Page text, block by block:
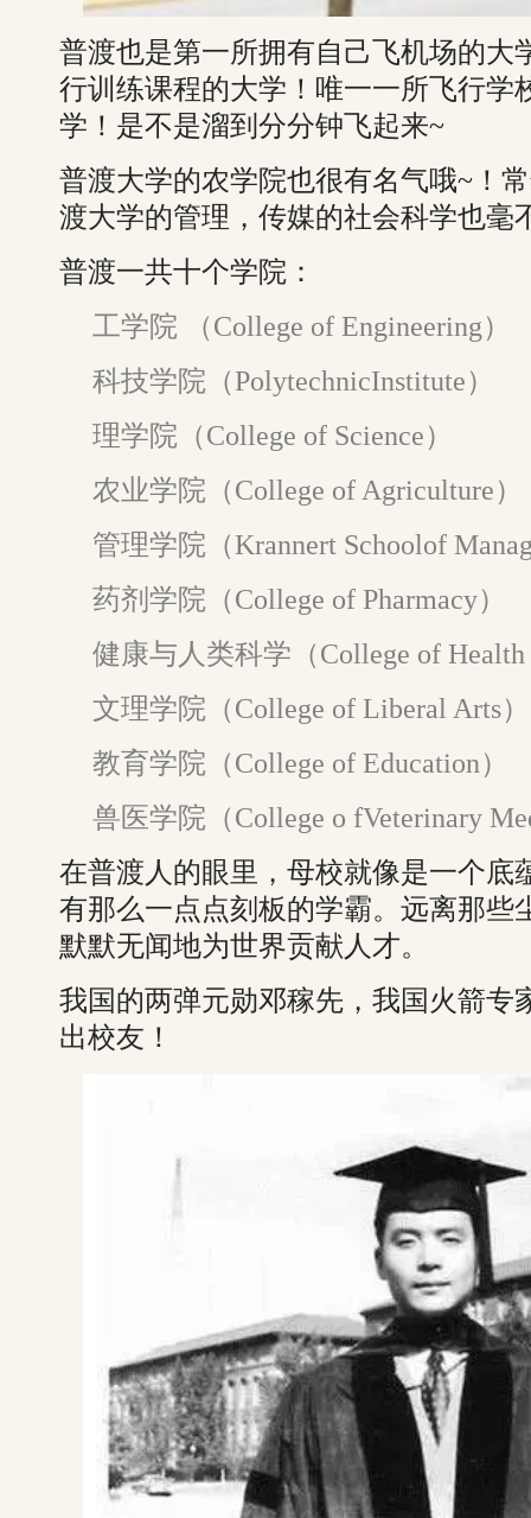
普渡也是第一所拥有自己飞机场的大
行训练课程的大学！唯一一所飞行学
学！是不是溜到分分钟飞起来~
普渡大学的农学院也很有名气哦~！
渡大学的管理，传媒的社会科学也毫
普渡一共十个学院：
工学院 （College of Engineering）
科技学院（PolytechnicInstitute）
理学院（College of Science）
农业学院（College of Agriculture）
管理学院（Krannert Schoolof
药剂学院（College of Pharmacy）
健康与人类科学（College of Health
文理学院（College of Liberal Arts）
教育学院（College of Education）
兽医学院（College o fVeterinary
在普渡人的眼里，母校就像是一个底
有那么一点点刻板的学霸。远离那些
默默无闻地为世界贡献人才。
我国的两弹元勋邓稼先，我国火箭专
出校友！